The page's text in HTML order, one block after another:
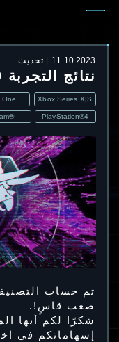
11.10.2023 تحديث
نتائج التجربة 10 من تحدٍ صعب قاسٍ
Xbox Series X|S
One
PlayStation®4
صعب قاسٍ!.
شكرًا لكم أيها
إسهاماتكم في